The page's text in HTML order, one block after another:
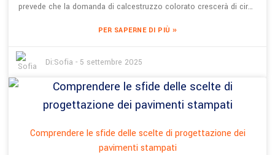
prevede che la domanda di calcestruzzo colorato crescerà di circa
principalmente all'espansione urbana e alla crescente popolarità
paesaggistica. Alla Shanghai BES Industrial Development Co., Ltd.,
dal 2008 sono pionieri nella creazione di calcestruzzo colorato,
permeabile e artistico. Ma, naturalmente, lavorare con la polvere
colorata Oxide Colour Powder non è sempre una passeggiata: ci
sono alcune sfide piuttosto importanti, come ottenere un colore
ambientali che possono influenzare l'aspetto finale. Comprendere
appieno questi ostacoli è fondamentale per i produttori che
PER SAPERNE DI PIÙ »
Di:Sofia - 5 settembre 2025
Comprendere le sfide delle scelte di progettazione dei
pavimenti stampati